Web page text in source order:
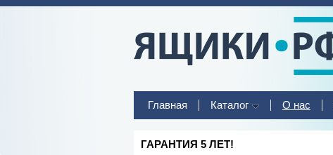
Главная Каталог О нас
ГАРАНТИЯ 5 ЛЕТ!